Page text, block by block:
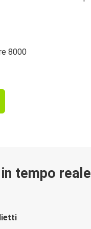
8000
tempo reale